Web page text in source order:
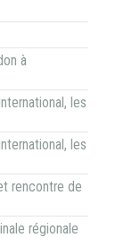
à
les
les
rencontre de
régionale